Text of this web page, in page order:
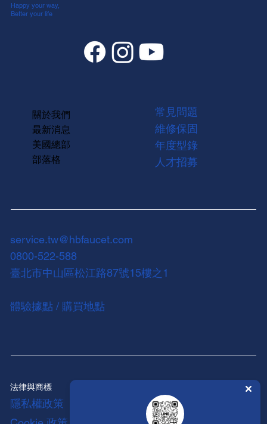
service.tw@hbfaucet.com
0800-522-588
臺北市中山區松江路87號15樓之1
體驗據點 / 購買地點
Happy your way,
Better your life
關於我們
最新消息
美國總部
部落格
常見問題
維修保固
年度型錄
人才招募
法律與商標
隱私權政策